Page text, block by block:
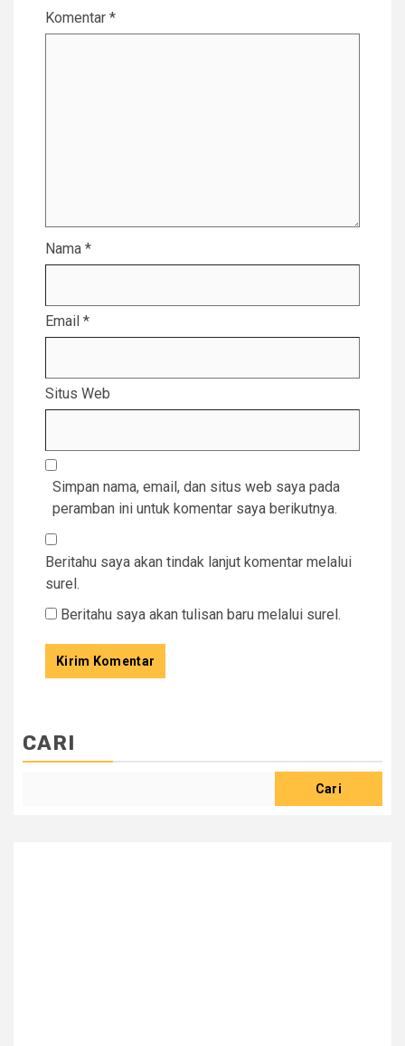
Komentar *
Nama *
Email *
Situs Web
Simpan nama, email, dan situs web saya pada
peramban ini untuk komentar saya berikutnya.
Beritahu saya akan tindak lanjut komentar melalui
surel.
Beritahu saya akan tulisan baru melalui surel.
CARI
Cari